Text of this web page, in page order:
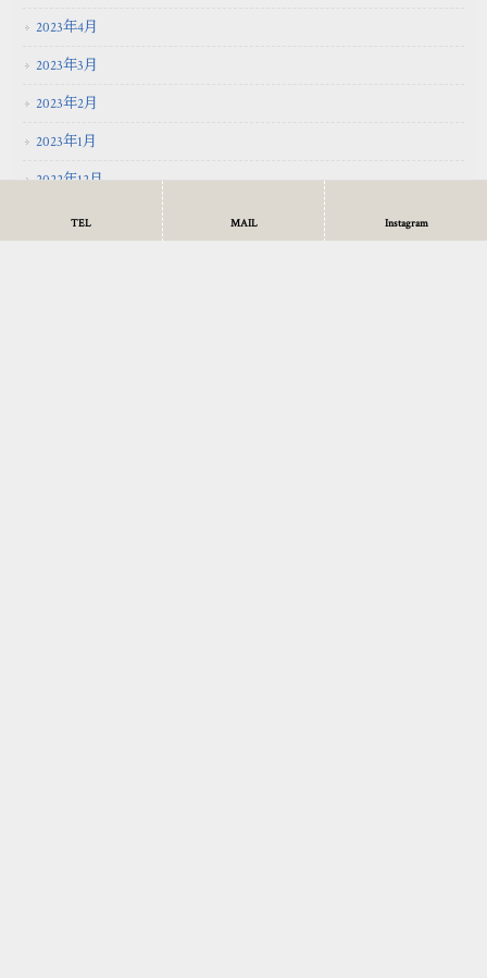
2023年4月
2023年3月
2023年2月
2023年1月
2022年12月
2022年11月
TEL MAIL Instagram